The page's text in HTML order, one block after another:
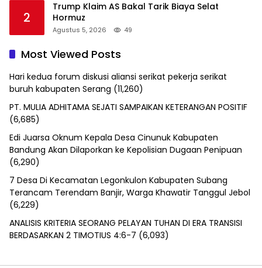
2
Trump Klaim AS Bakal Tarik Biaya Selat
Hormuz
Agustus 5, 2026 49
Most Viewed Posts
Hari kedua forum diskusi aliansi serikat pekerja serikat
buruh kabupaten Serang (11,260)
PT. MULIA ADHITAMA SEJATI SAMPAIKAN KETERANGAN POSITIF
(6,685)
Edi Juarsa Oknum Kepala Desa Cinunuk Kabupaten
Bandung Akan Dilaporkan ke Kepolisian Dugaan Penipuan
(6,290)
7 Desa Di Kecamatan Legonkulon Kabupaten Subang
Terancam Terendam Banjir, Warga Khawatir Tanggul Jebol
(6,229)
ANALISIS KRITERIA SEORANG PELAYAN TUHAN DI ERA TRANSISI
BERDASARKAN 2 TIMOTIUS 4:6-7 (6,093)